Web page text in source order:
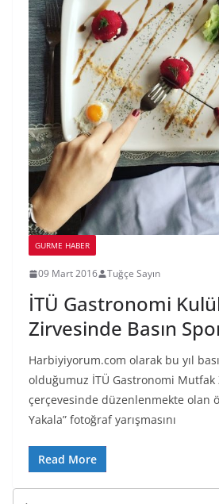
GURME HABER
09 Mart 2016 Tuğçe Sayın
İTÜ Gastronomi
Zirvesinde Basın
Harbiyiyorum.com olarak bu yıl
olduğumuz İTÜ Gastronomi
çerçevesinde düzenlenmekte olan
Yakala” fotoğraf yarışmasını
Read More